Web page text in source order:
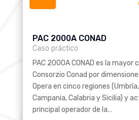
PAC 2000A CONAD
Caso práctico
PAC 2000A CONAD es la mayor
Consorzio Conad por
Opera en cinco regiones
Campania, Calabria y Sicilia) y
principal operador de la…